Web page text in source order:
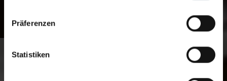
Präferenzen
Statistiken
Räume